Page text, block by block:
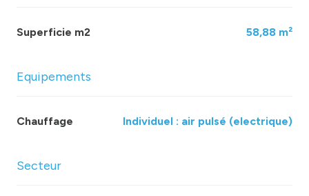
Superficie m2 58,88 m²
Equipements
Chauffage individuel : air pulsé (electrique)
Secteur